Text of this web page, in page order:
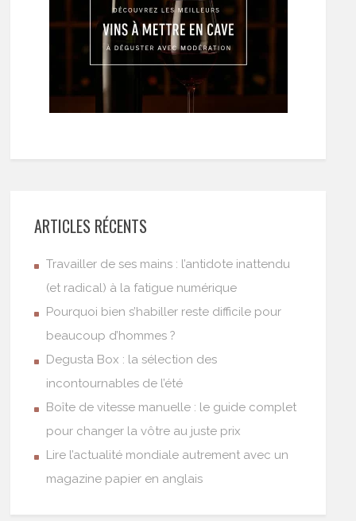
ARTICLES RÉCENTS
Travailler de ses mains : l’antidote inattendu
(et radical) à la fatigue numérique
Pourquoi bien s’habiller reste difficile pour
beaucoup d’hommes ?
Degusta Box : la sélection des
incontournables de l’été
Boîte de vitesse manuelle : le guide complet
pour changer la vôtre au juste prix
Lire l’actualité mondiale autrement avec un
magazine papier en anglais